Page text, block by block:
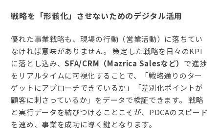
戦略を「形骸化」させないためのデジタル活用
優れた事業戦略も、現場の行動（営業活動）に落ちてい
なければ意味がありません。 策定した戦略を日々のKPI
に落とし込み、SFA/CRM（Mazrica Salesなど） で進捗
をリアルタイムに可視化することで、「戦略通りのター
ゲットにアプローチできているか」「差別化ポイントが
顧客に刺さっているか」をデータで検証できます。 戦略
と実行データを結びつけることこそが、PDCAのスピード
を速め、事業を成功に導く鍵となります。